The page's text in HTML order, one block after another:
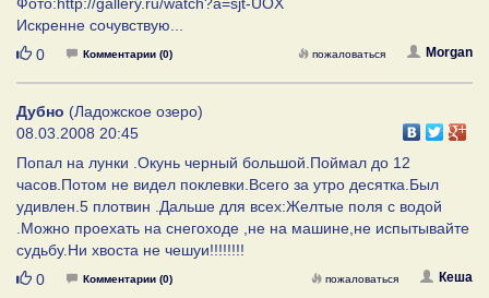
Искренне сочувствую...
Нравится
0 Комментарии (0) Morgan
пожаловаться
Дубно (Ладожское озеро)
08.03.2008 20:45
Попал на лунки .Окунь черный большой.Поймал до 12
часов.Потом не видел поклевки.Всего за утро десятка.Был
удивлен.5 плотвин .Дальше для всех:Желтые поля с водой
.Можно проехать на снегоходе ,не на машине,не испытывайте
судьбу.Ни хвоста не чешуи!!!!!!!!
Нравится
0 Комментарии (0) Кеша
пожаловаться